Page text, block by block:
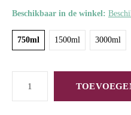
Beschikbaar in de winkel:
750ml 1500ml 3000ml